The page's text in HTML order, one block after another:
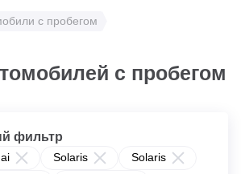
с пробегом
с пробегом
Solaris
Solaris
фильтр